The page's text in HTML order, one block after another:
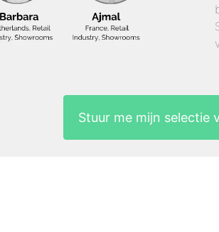
Stuur me mijn selectie